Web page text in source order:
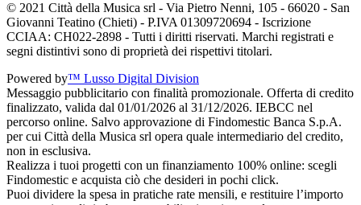
© 2021 Città della Musica srl - Via Pietro Nenni, 105 - 66020 - San
Giovanni Teatino (Chieti) - P.IVA 01309720694 - Iscrizione
CCIAA: CH022-2898 - Tutti i diritti riservati. Marchi registrati e
segni distintivi sono di proprietà dei rispettivi titolari.
Powered by™ Lusso Digital Division
Messaggio pubblicitario con finalità promozionale. Offerta di credito
finalizzato, valida dal 01/01/2026 al 31/12/2026. IEBCC nel
percorso online. Salvo approvazione di Findomestic Banca S.p.A.
per cui Città della Musica srl opera quale intermediario del credito,
non in esclusiva.
Realizza i tuoi progetti con un finanziamento 100% online: scegli
Findomestic e acquista ciò che desideri in pochi click.
Puoi dividere la spesa in pratiche rate mensili, e restituire l’importo